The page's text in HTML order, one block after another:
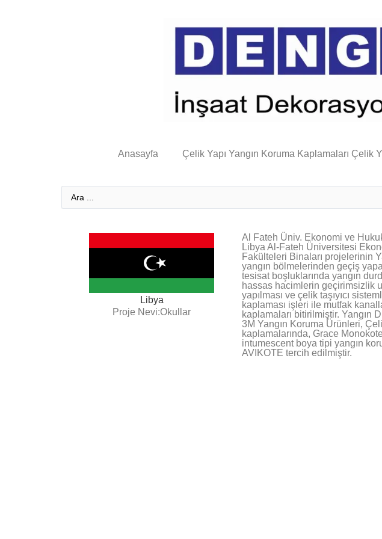
Anasayfa Çelik Yapı Yangın Koruma Kaplamaları Çelik
Libya
Proje Nevi:Okullar
Al Fateh Üniv. Ekonomi ve
Libya Al-Fateh Üniversitesi
Fakülteleri Binaları projelerinin
yangın bölmelerinden geçiş
tesisat boşluklarında yangın
hassas hacimlerin geçirimsizlik
yapılması ve çelik taşıyıcı
kaplaması işleri ile mutfak
kaplamaları bitirilmiştir. Yangın
3M Yangın Koruma Ürünleri,
kaplamalarında, Grace
intumescent boya tipi yangın
AVIKOTE tercih edilmiştir.